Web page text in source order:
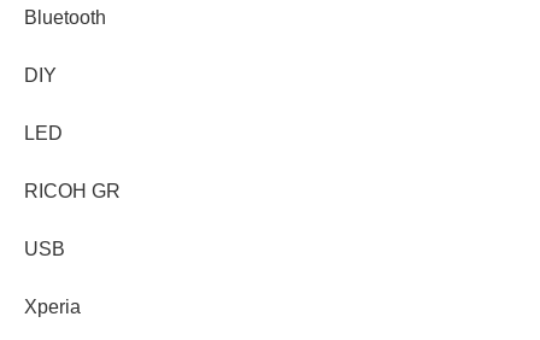
Bluetooth
DIY
LED
RICOH GR
USB
Xperia